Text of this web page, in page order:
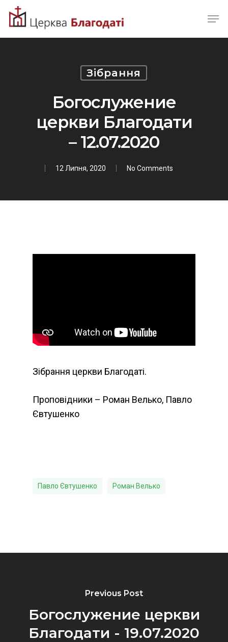
Skip
Зібрання
Богослужение
церкви Благодати
– 12.07.2020
12 Липня, 2020 No Comments
Зібрання церкви Благодаті.
Проповідники – Роман Велько, Павло
Євтушенко
Павло Євтушенко Роман Велько
Previous Post
Богослужение церкви
Благодати - 19.07.2020